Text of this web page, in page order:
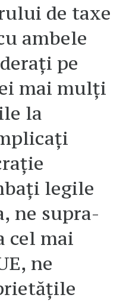
de taxe
ambele
pe
mai mulți
la
legile
ne supra-
cel mai
ne